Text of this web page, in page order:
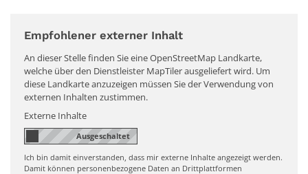
Empfohlener externer Inhalt
An dieser Stelle finden Sie eine OpenStreetMap Landkarte,
welche über den Dienstleister MapTiler ausgeliefert wird. Um
diese Landkarte anzuzeigen müssen Sie der Verwendung von
externen Inhalten zustimmen.
Externe Inhalte
Ich bin damit einverstanden, dass mir externe Inhalte angezeigt werden.
Damit können personenbezogene Daten an Drittplattformen